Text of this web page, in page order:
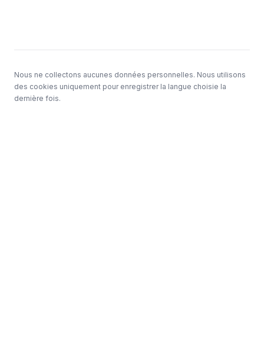
Nous ne collectons aucunes données personnelles. Nous utilisons
des cookies uniquement pour enregistrer la langue choisie la
dernière fois.